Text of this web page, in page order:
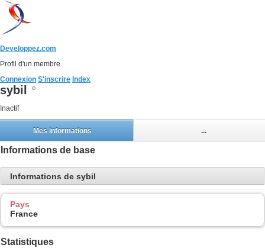
Developpez.com
Profil d'un membre
Connexion S'inscrire Index
sybil
Inactif
Mes informations ...
Informations de base
Informations de sybil
Pays
France
Statistiques